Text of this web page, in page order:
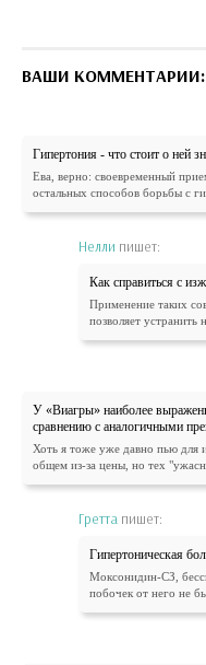
ВАШИ КОММЕНТАРИИ:
Гипертония - что стоит о ней
Ева, верно: своевременный
остальных способов борьбы с
Нелли пишет:
Как справиться с
Применение таких
позволяет
У «Виагры» наиболее
сравнению с аналогичными
Хоть я тоже уже давно пью для
общем из-за цены, но тех
Гретта пишет:
Гипертоническая
Моксонидин-СЗ,
побочек от него не